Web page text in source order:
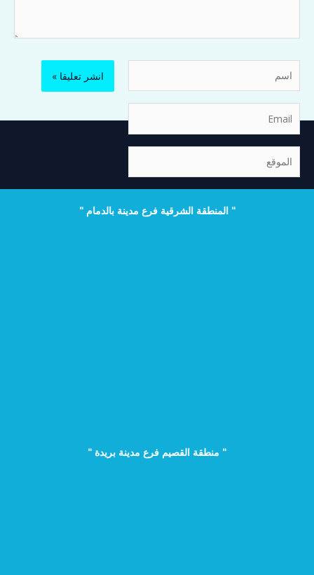
" المنطقة الشرقية فرع مدينة بالدمام "
" منطقة القصيم فرع مدينة بريدة "